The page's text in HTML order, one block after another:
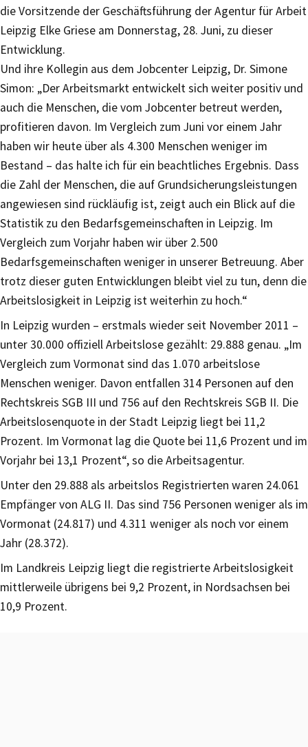
die Vorsitzende der Geschäftsführung der Agentur für Arbeit
Leipzig Elke Griese am Donnerstag, 28. Juni, zu dieser
Entwicklung.
Und ihre Kollegin aus dem Jobcenter Leipzig, Dr. Simone
Simon: „Der Arbeitsmarkt entwickelt sich weiter positiv und
auch die Menschen, die vom Jobcenter betreut werden,
profitieren davon. Im Vergleich zum Juni vor einem Jahr
haben wir heute über als 4.300 Menschen weniger im
Bestand – das halte ich für ein beachtliches Ergebnis. Dass
die Zahl der Menschen, die auf Grundsicherungsleistungen
angewiesen sind rückläufig ist, zeigt auch ein Blick auf die
Statistik zu den Bedarfsgemeinschaften in Leipzig. Im
Vergleich zum Vorjahr haben wir über 2.500
Bedarfsgemeinschaften weniger in unserer Betreuung. Aber
trotz dieser guten Entwicklungen bleibt viel zu tun, denn die
Arbeitslosigkeit in Leipzig ist weiterhin zu hoch.“
In Leipzig wurden – erstmals wieder seit November 2011 –
unter 30.000 offiziell Arbeitslose gezählt: 29.888 genau. „Im
Vergleich zum Vormonat sind das 1.070 arbeitslose
Menschen weniger. Davon entfallen 314 Personen auf den
Rechtskreis SGB III und 756 auf den Rechtskreis SGB II. Die
Arbeitslosenquote in der Stadt Leipzig liegt bei 11,2
Prozent. Im Vormonat lag die Quote bei 11,6 Prozent und im
Vorjahr bei 13,1 Prozent“, so die Arbeitsagentur.
Unter den 29.888 als arbeitslos Registrierten waren 24.061
Empfänger von ALG II. Das sind 756 Personen weniger als im
Vormonat (24.817) und 4.311 weniger als noch vor einem
Jahr (28.372).
Im Landkreis Leipzig liegt die registrierte Arbeitslosigkeit
mittlerweile übrigens bei 9,2 Prozent, in Nordsachsen bei
10,9 Prozent.